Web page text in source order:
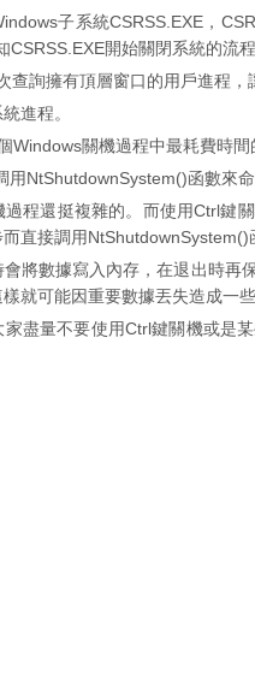
子系統CSRSS.EXE，
CSRSS.EXE開始關閉系統的流程
查詢擁有頂層窗口的用戶進程，
進程。
Windows關機過程中最耗費時
NtShutdownSystem()函數來
過程還挺複雜的。而使用Ctrl鍵
直接調用NtShutdownSystem()
將數據寫入內存，在退出時再
就可能因重要數據丟失造成一
家盡量不要使用Ctrl鍵關機或是